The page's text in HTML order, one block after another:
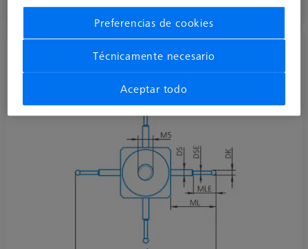
Palpador de estrella M5, DK3.5 L45
Preferencias de cookies
Técnicamente necesario
Aceptar todo